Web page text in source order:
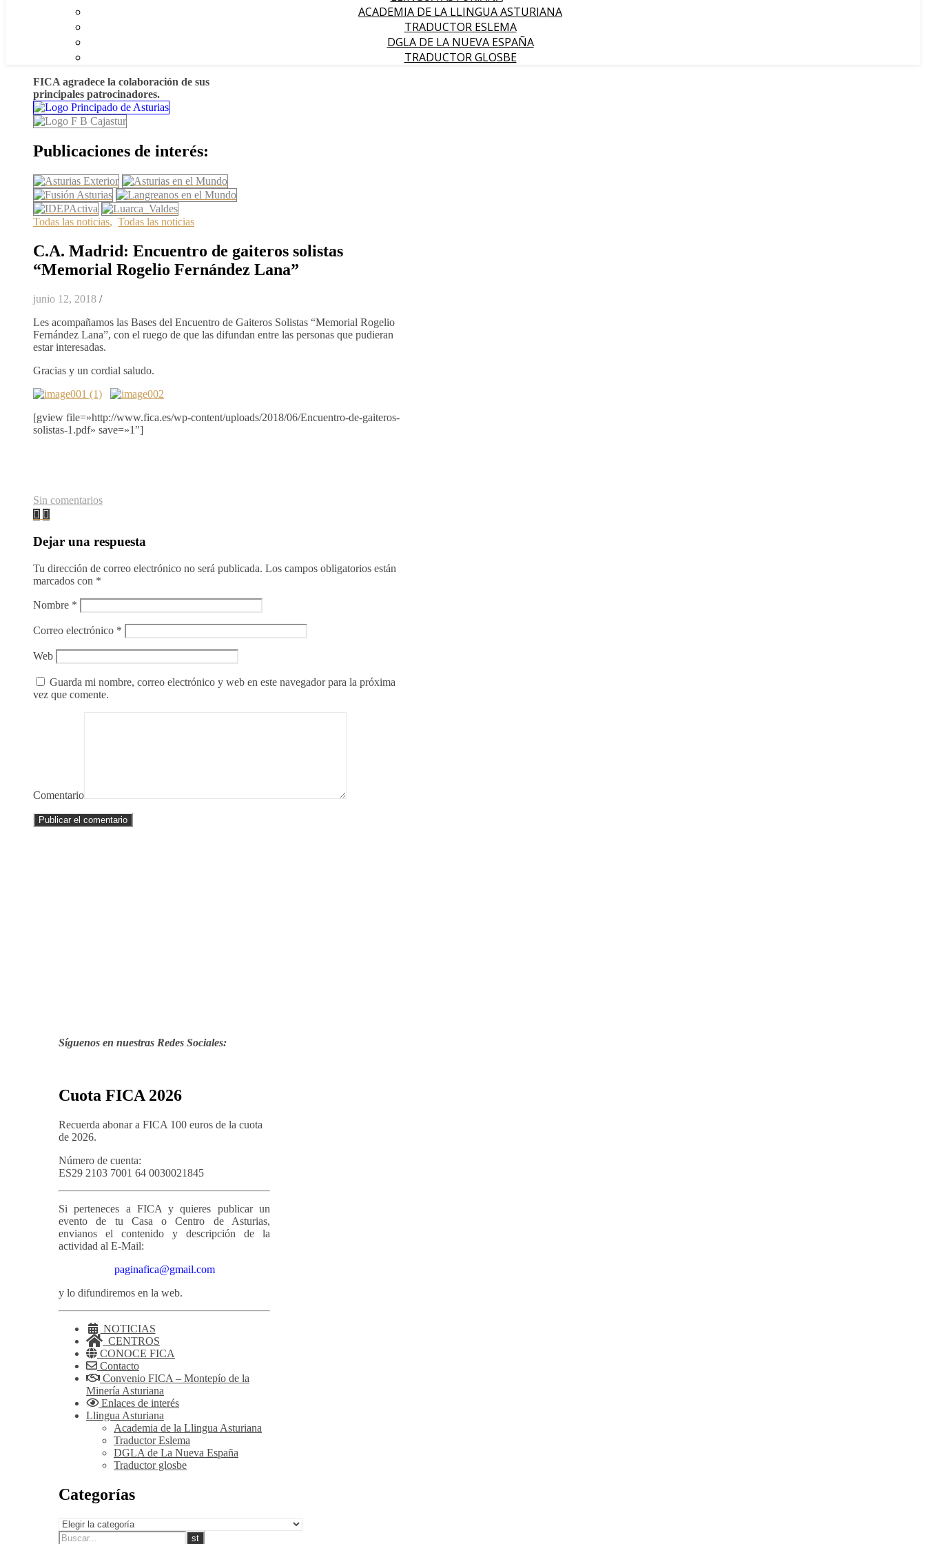
ACADEMIA DE LA LLINGUA ASTURIANA
TRADUCTOR ESLEMA
DGLA DE LA NUEVA ESPAÑA
TRADUCTOR GLOSBE
FICA agradece la colaboración de sus
principales patrocinadores.
Publicaciones de interés:
Todas las noticias, Todas las noticias
C.A. Madrid: Encuentro de gaiteros solistas
“Memorial Rogelio Fernández Lana”
junio 12, 2018 /
Les acompañamos las Bases del Encuentro de Gaiteros Solistas “Memorial Rogelio
Fernández Lana”, con el ruego de que las difundan entre las personas que pudieran
estar interesadas.
Gracias y un cordial saludo.
[gview file=»http://www.fica.es/wp-content/uploads/2018/06/Encuentro-de-gaiteros-
solistas-1.pdf» save=»1″]
Sin comentarios
Dejar una respuesta
Tu dirección de correo electrónico no será publicada. Los campos obligatorios están
marcados con *
Nombre *
Correo electrónico *
Web
Guarda mi nombre, correo electrónico y web en este navegador para la próxima
vez que comente.
Comentario
Síguenos en nuestras Redes Sociales:
Cuota FICA 2026
Recuerda abonar a FICA 100 euros de la cuota
de 2026.
Número de cuenta:
ES29 2103 7001 64 0030021845
Si perteneces a FICA y quieres publicar un
evento de tu Casa o Centro de Asturias,
envianos el contenido y descripción de la
actividad al E-Mail:
paginafica@gmail.com
y lo difundiremos en la web.
NOTICIAS
CENTROS
CONOCE FICA
Contacto
Convenio FICA – Montepío de la
Minería Asturiana
Enlaces de interés
Llingua Asturiana
Academia de la Llingua Asturiana
Traductor Eslema
DGLA de La Nueva España
Traductor glosbe
Categorías